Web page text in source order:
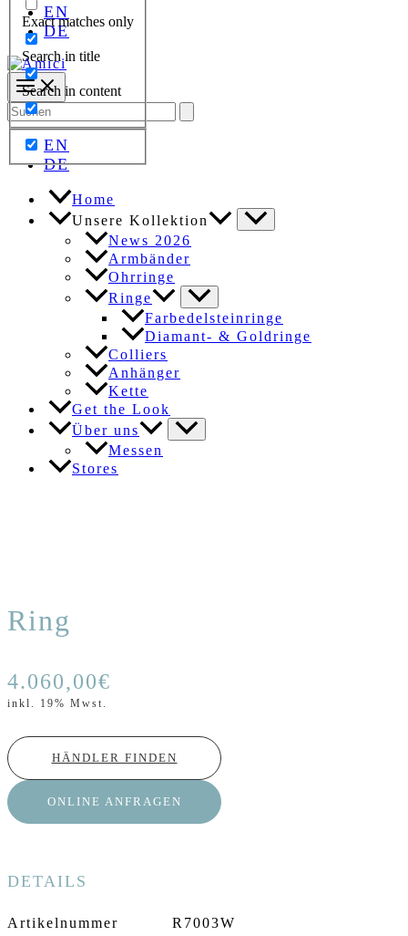
Exact matches only
Search in title
Search in content
EN
DE
Search
for:
EN
DE
Home
Unsere Kollektion
News 2026
Armbänder
Ohrringe
Ringe
Farbedelsteinringe
Diamant- & Goldringe
Colliers
Anhänger
Kette
Get the Look
Über uns
Messen
Stores
Ring
4.060,00€
inkl. 19% Mwst.
DETAILS
Artikelnummer R7003W
HÄNDLER FINDEN
ONLINE ANFRAGEN